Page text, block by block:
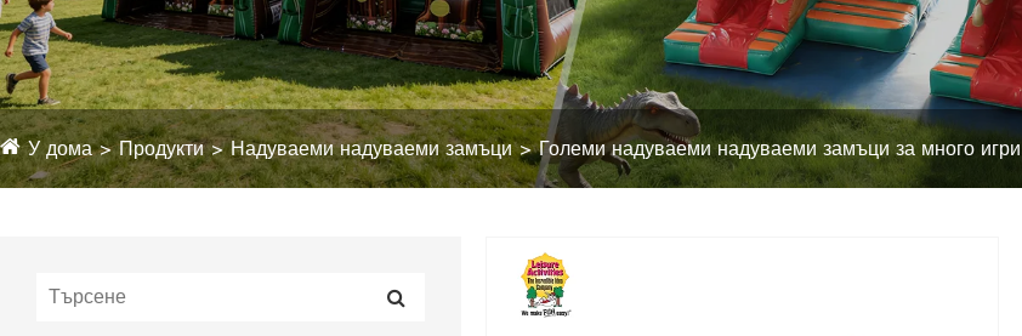
У дома Продукти Надуваеми надуваеми замъци Големи надуваеми надуваеми замъци за много игри